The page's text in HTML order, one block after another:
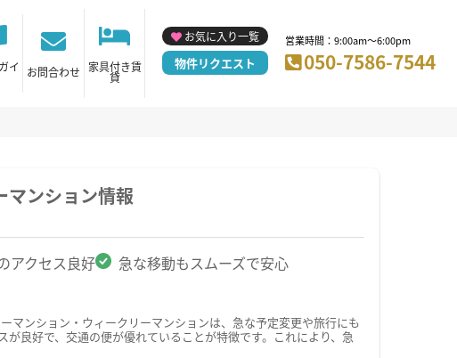
イ お問合わせ 家具付き賃
貸
お気に入り一覧
物件リクエスト
営業時間：9:00am～6:00pm
050-7586-7544
マンション情報
アクセス良好 急な移動もスムーズで安心
マンション・ウィークリーマンションは、急な予定変更や旅行にも
良好で、交通の便が優れていることが特徴です。これにより、急